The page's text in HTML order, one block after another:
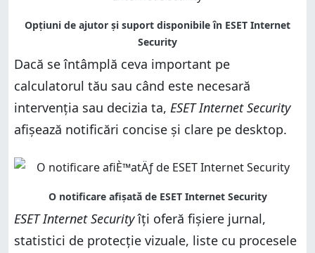
Dacă se întâmplă ceva important pe
calculatorul tău sau când este necesară
intervenția sau decizia ta, ESET Internet Security
afișează notificări concise și clare pe desktop.
ESET Internet Securityîți oferă fișiere jurnal,
statistici de protecție vizuale, liste cu procesele